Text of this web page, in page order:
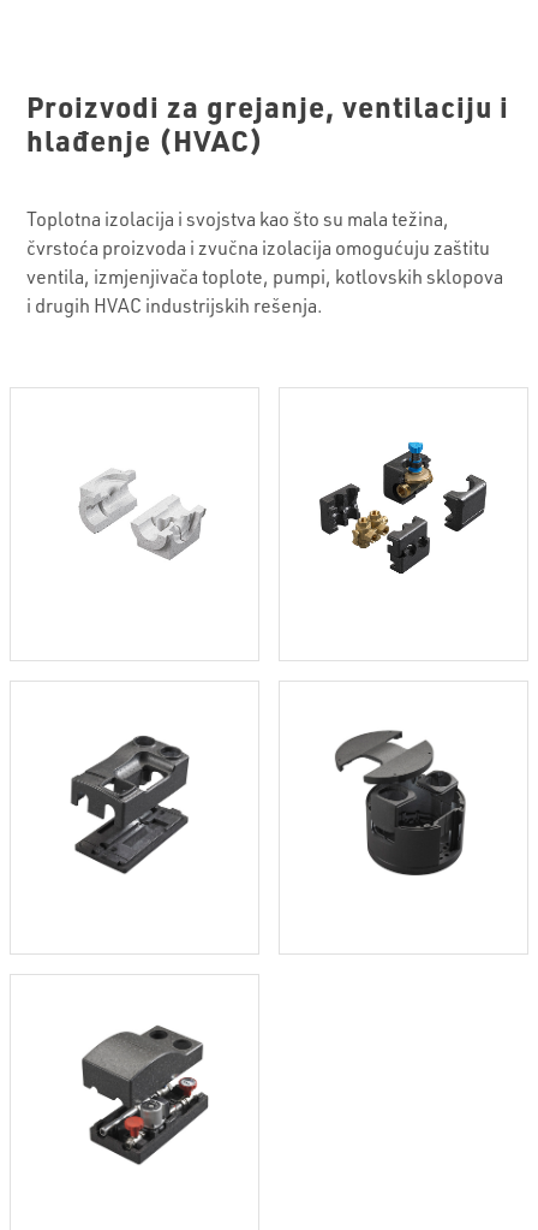
Proizvodi za grejanje, ventilaciju i
hlađenje (HVAC)
Toplotna izolacija i svojstva kao što su mala težina,
čvrstoća proizvoda i zvučna izolacija omogućuju zaštitu
ventila, izmjenjivača toplote, pumpi, kotlovskih sklopova
i drugih HVAC industrijskih rešenja.